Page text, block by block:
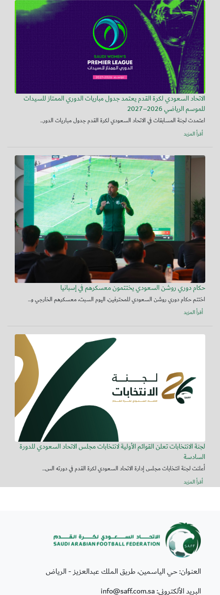
الاتحاد السعودي لكرة القدم يعتمد جدول مباريات الدوري الممتاز للسيدات
للموسم الرياضي 2026–2027
اعتمدت لجنة المسابقات في الاتحاد السعودي لكرة القدم جدول مباريات الدور...
أقرأ المزيد
حكام دوري روشن السعودي يختتمون معسكرهم في إسبانيا
اختتم حكام دوري روشن السعودي للمحترفين، اليوم السبت، معسكرهم الخارجي و...
أقرأ المزيد
لجنة الانتخابات تعلن القوائم الأولية لانتخابات مجلس الاتحاد السعودي للدورة
السادسة
أعلنت لجنة انتخابات مجلس إدارة الاتحاد السعودي لكرة القدم في دورته الس...
أقرأ المزيد
العنوان: حي الياسمين، طريق الملك عبدالعزيز - الرياض
البريد الألكتروني: info@saff.com.sa